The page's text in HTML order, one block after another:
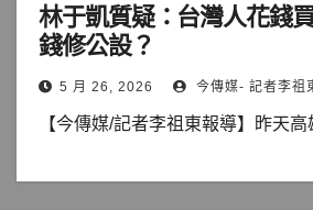
林于凱質疑：台灣人花錢
錢修公設？
5 月 26, 2026 今傳媒- 記者李祖
【今傳媒/記者李祖東報導】昨天高